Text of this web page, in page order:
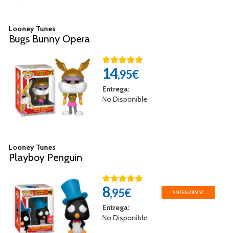
Looney Tunes
Bugs Bunny Opera
14,95€
Entrega:
No Disponible
Looney Tunes
Playboy Penguin
8,95€ ANTES 24,95€
Entrega:
No Disponible